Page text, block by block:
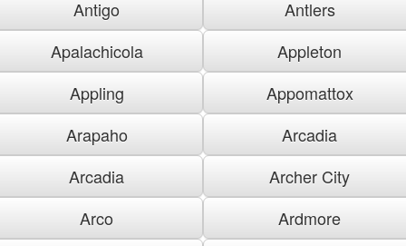
Antigo
Antlers
Apalachicola
Appleton
Appling
Appomattox
Arapaho
Arcadia
Arcadia
Archer City
Arco
Ardmore